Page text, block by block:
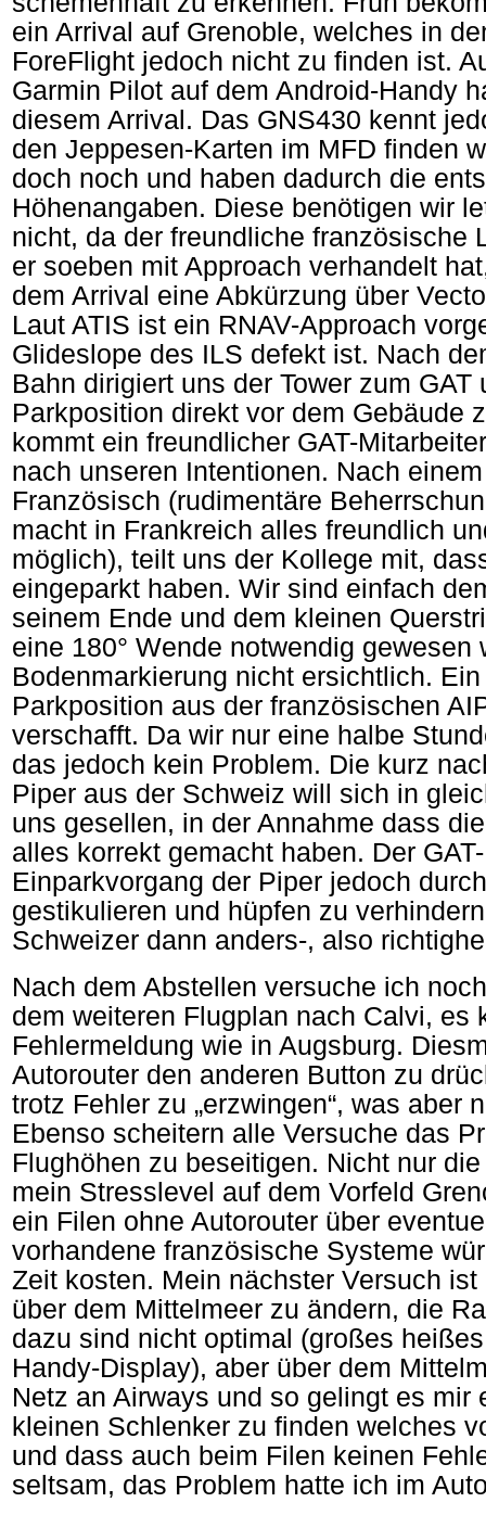
ein Arrival auf Grenoble, welches in
ForeFlight jedoch nicht zu finden ist.
Garmin Pilot auf dem Android-Handy
diesem Arrival. Das GNS430 kennt
den Jeppesen-Karten im MFD finden
doch noch und haben dadurch die
Höhenangaben. Diese benötigen wir
nicht, da der freundliche französische
er soeben mit Approach verhandelt
dem Arrival eine Abkürzung über
Laut ATIS ist ein RNAV-Approach
Glideslope des ILS defekt ist. Nach
Bahn dirigiert uns der Tower zum
Parkposition direkt vor dem Gebäude
kommt ein freundlicher GAT-
nach unseren Intentionen. Nach
Französisch (rudimentäre
macht in Frankreich alles freundlich
möglich), teilt uns der Kollege mit,
eingeparkt haben. Wir sind einfach
seinem Ende und dem kleinen
eine 180° Wende notwendig gewesen
Bodenmarkierung nicht ersichtlich.
Parkposition aus der französischen
verschafft. Da wir nur eine halbe
das jedoch kein Problem. Die kurz
Piper aus der Schweiz will sich in
uns gesellen, in der Annahme dass
alles korrekt gemacht haben. Der
Einparkvorgang der Piper jedoch
gestikulieren und hüpfen zu
Schweizer dann anders-, also
Nach dem Abstellen versuche ich
dem weiteren Flugplan nach Calvi, es
Fehlermeldung wie in Augsburg.
Autorouter den anderen Button zu
trotz Fehler zu „erzwingen“, was aber
Ebenso scheitern alle Versuche das
Flughöhen zu beseitigen. Nicht nur
mein Stresslevel auf dem Vorfeld
ein Filen ohne Autorouter über
vorhandene französische Systeme
Zeit kosten. Mein nächster Versuch
über dem Mittelmeer zu ändern, die
dazu sind nicht optimal (großes
Handy-Display), aber über dem
Netz an Airways und so gelingt es mir
kleinen Schlenker zu finden welches
und dass auch beim Filen keinen
seltsam, das Problem hatte ich im